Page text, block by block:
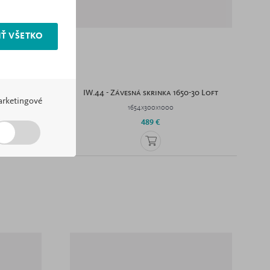
IW.44 - Závesná skrinka 1650-30 Loft
1654x300x1000
489 €
VŠETKO